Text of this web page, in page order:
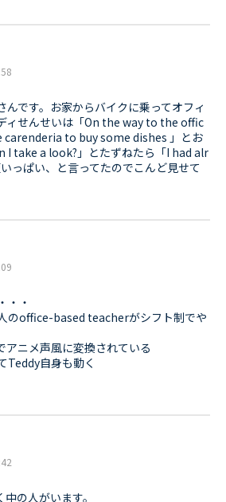
んです。お家からバイクに乗ってオフィ
ィせんせいは「On the way to the offic
to buy some dishes 」とお
I take a look?」とたずねたら「I had alr
っぱい、と言ってたのでこんど見せて
・・
のoffice-based teacherがシフト制でや
アニメ声風に変換されている
Teddy自身も動く
の人がいます。